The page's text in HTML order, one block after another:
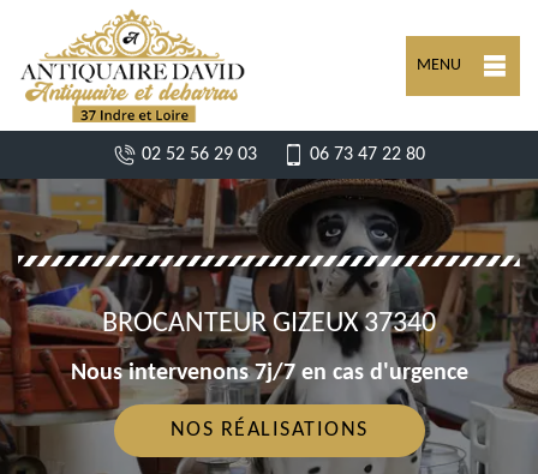
MENU
02 52 56 29 03 06 73 47 22 80
BROCANTEUR GIZEUX 37340
Nous intervenons 7j/7 en cas d'urgence
NOS RÉALISATIONS